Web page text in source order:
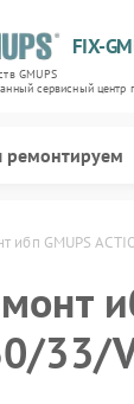
FIX-
GMUPS
cервисный центр
ибп GMUPS
33/